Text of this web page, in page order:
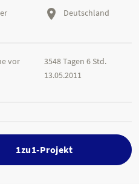
 Deutschland
vor
3548 Tagen 6 Std.
13.05.2011
1zu1-Projekt